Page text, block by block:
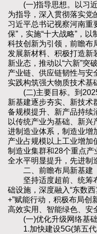
(一)指导思想。以习近
为指导，深入贯彻落实党
习近平总书记视察河南重
保”，实施“十大战略”，
科技创新为引领，前瞻布
发展新材料、积极打造新
新业态，推动以“六新”突
产业链、供应链韧性与安
实践构筑强大物质技术基
(二)主要目标。到2025
新基建逐步夯实、新技术
备规模提升、新产品持续
以传统产业为基础、新
进制造业体系，制造业增
产业占规模以上工业增加
制造业集群和28个重点
全水平明显提升，先进制
二、前瞻布局新基建
坚持适度超前、统筹
础设施，深度融入“东数
+”赋能行动，积极布局创
高效实用、智能绿色、安
(一)优化升级网络基础
1.加快建设5G(第五代